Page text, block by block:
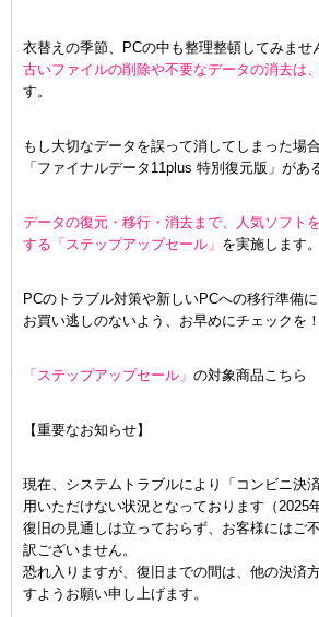
衣替えの季節、PCの中も整理整頓してみませ
古いファイルの削除や不要なデータの消去は
す。
もし大切なデータを誤って消してしまった場
「ファイナルデータ11plus 特別復元版」があ
データの復元・移行・消去まで、人気ソフト
する「ステップアップセール」 を実施します。
PCのトラブル対策や新しいPCへの移行準備に
お買い逃しのないよう、お早めにチェックを！
「ステップアップセール」 の対象商品こち
【重要なお知らせ】
現在、システムトラブルにより「コンビニ決
用いただけない状況となっております（2025
復旧の見通しは立っておらず、お客様にはご
訳ございません。
恐れ入りますが、復旧までの間は、他の決済
すようお願い申し上げます。